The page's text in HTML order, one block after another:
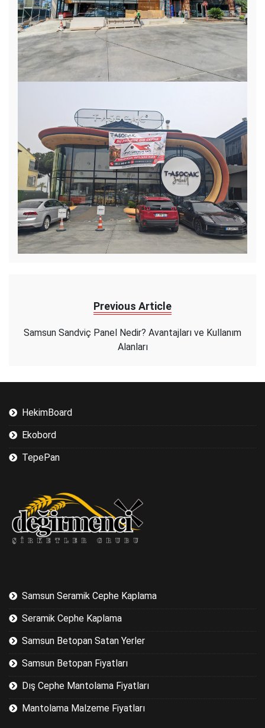
Previous Article
Samsun Sandviç Panel Nedir? Avantajları ve Kullanım
Alanları
HekimBoard
Ekobord
TepePan
Samsun Seramik Cephe Kaplama
Seramik Cephe Kaplama
Samsun Betopan Satan Yerler
Samsun Betopan Fiyatları
Dış Cephe Mantolama Fiyatları
Mantolama Malzeme Fiyatları